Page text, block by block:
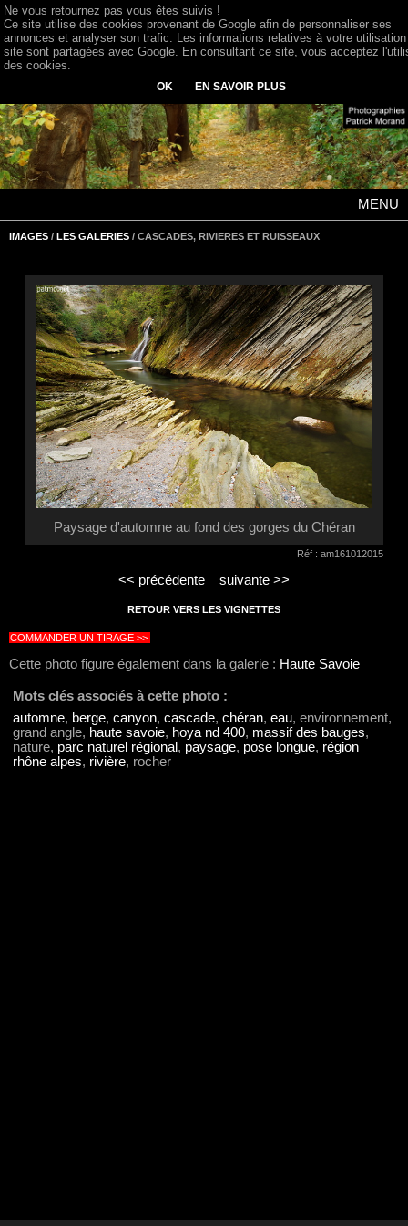
MENU
IMAGES / LES GALERIES / CASCADES, RIVIERES ET RUISSEAUX
Paysage d'automne au fond des gorges du Chéran
Réf : am161012015
<< précédente suivante >>
RETOUR VERS LES VIGNETTES
COMMANDER UN TIRAGE >>
Cette photo figure également dans la galerie : Haute Savoie
Mots clés associés à cette photo :
automne, berge, canyon, cascade, chéran, eau, environnement,
grand angle, haute savoie, hoya nd 400, massif des bauges,
nature, parc naturel régional , paysage, pose longue, région
rhône alpes, rivière, rocher
Ne vous retournez pas vous êtes suivis !
Ce site utilise des cookies provenant de Google afin de personnaliser ses
annonces et analyser son trafic. Les informations relatives à votre
site sont partagées avec Google. En consultant ce site, vous acceptez
des cookies.
OK EN SAVOIR PLUS